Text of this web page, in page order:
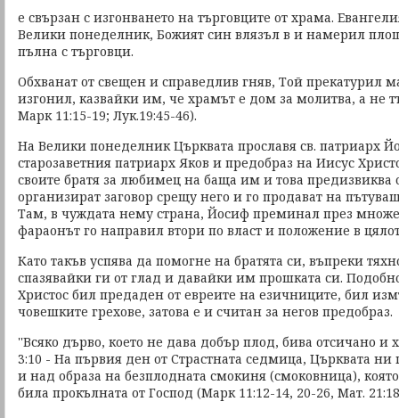
е свързан с изгонването на търговците от храма.
Велики понеделник, Божият син влязъл в и намерил
пълна с търговци.
Обхванат от свещен и справедлив гняв, Той прекатурил
изгонил, казвайки им, че храмът е дом за молитва, а не
Марк 11:15-19; Лук.19:45-46).
На Велики понеделник Църквата прославя св. патриарх
старозаветния патриарх Яков и предобраз на Иисус
своите братя за любимец на баща им и това предизвиква
организират заговор срещу него и го продават на
Там, в чуждата нему страна, Йосиф преминал през
фараонът го направил втори по власт и положение в
Като такъв успява да помогне на братята си, въпреки
спазявайки ги от глад и давайки им прошката си.
Христос бил предаден от евреите на езичниците, бил
човешките грехове, затова е и считан за негов предобраз.
''Всяко дърво, което не дава добър плод, бива отсичано и
3:10 - На първия ден от Страстната седмица, Църквата
и над образа на безплодната смокиня (смоковница),
била прокълната от Господ (Марк 11:12-14, 20-26, Мат.